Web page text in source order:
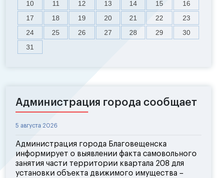
10
11 12 13 14 15
16
17
18 19 20 21 22
23
24
25 26 27 28 29
30
31
Администрация города сообщает
5 августа 2026
Администрация города Благовещенска
информирует о выявлении факта самовольного
занятия части территории квартала 208 для
установки объекта движимого имущества –